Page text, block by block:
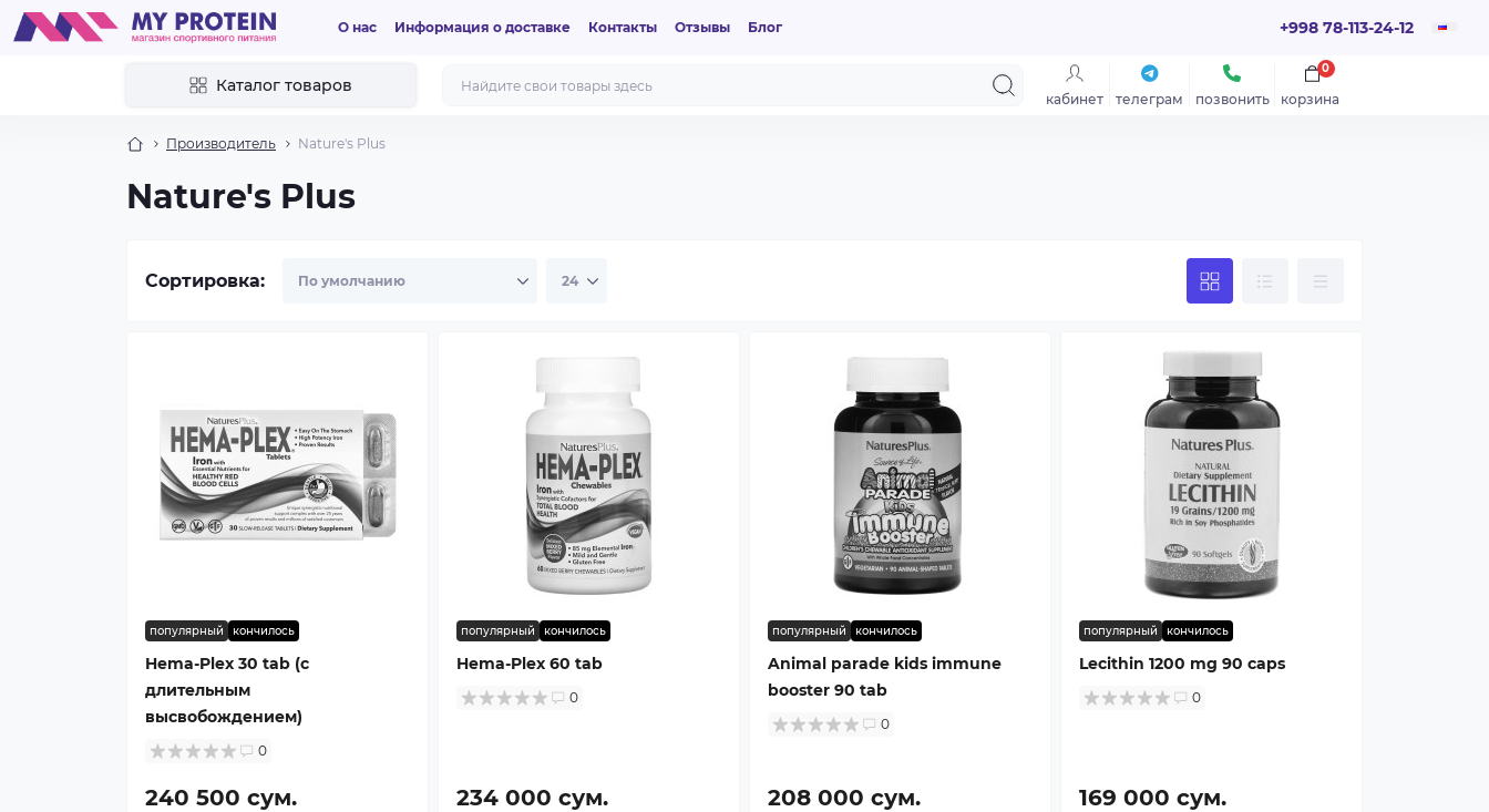
О нас Информация о доставке Контакты Отзывы Блог +998 78-113-24-12
Каталог товаров
кабинет телеграм позвонить корзина
0
Производитель Nature's Plus
Nature's Plus
Сортировка:
популярный кончилось
Hema-Plex 30 tab (с
длительным
высвобождением)
0
240 500 сум.
популярный кончилось
Hema-Plex 60 tab
0
234 000 сум.
популярный кончилось
Animal parade kids immune
booster 90 tab
0
208 000 сум.
популярный кончилось
Lecithin 1200 mg 90 caps
0
169 000 сум.